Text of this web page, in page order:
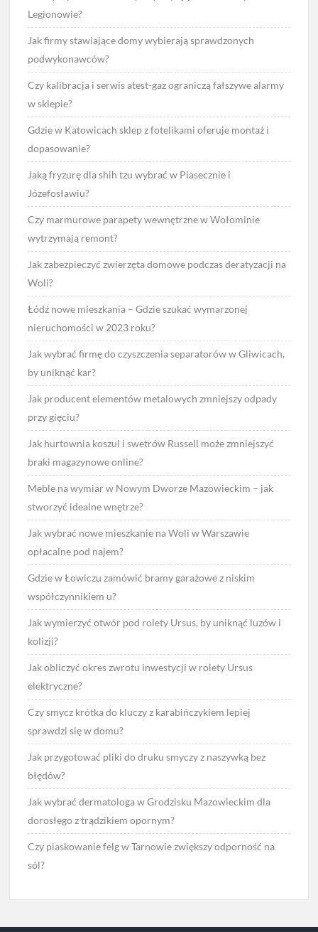
Legionowie?
Jak firmy stawiające domy wybierają sprawdzonych
podwykonawców?
Czy kalibracja i serwis atest-gaz ograniczą fałszywe alarmy
w sklepie?
Gdzie w Katowicach sklep z fotelikami oferuje montaż i
dopasowanie?
Jaką fryzurę dla shih tzu wybrać w Piasecznie i
Józefosławiu?
Czy marmurowe parapety wewnętrzne w Wołominie
wytrzymają remont?
Jak zabezpieczyć zwierzęta domowe podczas deratyzacji na
Woli?
Łódź nowe mieszkania – Gdzie szukać wymarzonej
nieruchomości w 2023 roku?
Jak wybrać firmę do czyszczenia separatorów w Gliwicach,
by uniknąć kar?
Jak producent elementów metalowych zmniejszy odpady
przy gięciu?
Jak hurtownia koszul i swetrów Russell może zmniejszyć
braki magazynowe online?
Meble na wymiar w Nowym Dworze Mazowieckim – jak
stworzyć idealne wnętrze?
Jak wybrać nowe mieszkanie na Woli w Warszawie
opłacalne pod najem?
Gdzie w Łowiczu zamówić bramy garażowe z niskim
współczynnikiem u?
Jak wymierzyć otwór pod rolety Ursus, by uniknąć luzów i
kolizji?
Jak obliczyć okres zwrotu inwestycji w rolety Ursus
elektryczne?
Czy smycz krótka do kluczy z karabińczykiem lepiej
sprawdzi się w domu?
Jak przygotować pliki do druku smyczy z naszywką bez
błędów?
Jak wybrać dermatologa w Grodzisku Mazowieckim dla
dorosłego z trądzikiem opornym?
Czy piaskowanie felg w Tarnowie zwiększy odporność na
sól?